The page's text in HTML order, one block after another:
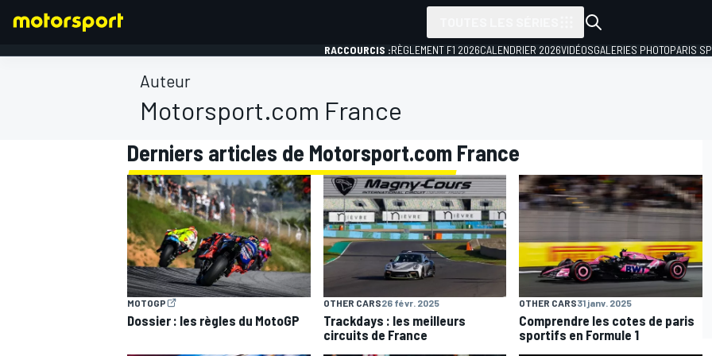
FORMULE 1
RACCOURCIS :RÈGLEMENT F1 2026CALENDRIER 2026VIDÉOSGALERIES PHOTOPARIS
Auteur
Motorsport.com France
Derniers articles de Motorsport.com France
MOTOGP
Dossier : les règles du MotoGP
OTHER CARS26 févr. 2025
Trackdays : les meilleurs
circuits de France
OTHER CARS31 janv. 2025
Comprendre les cotes de paris
sportifs en Formule 1